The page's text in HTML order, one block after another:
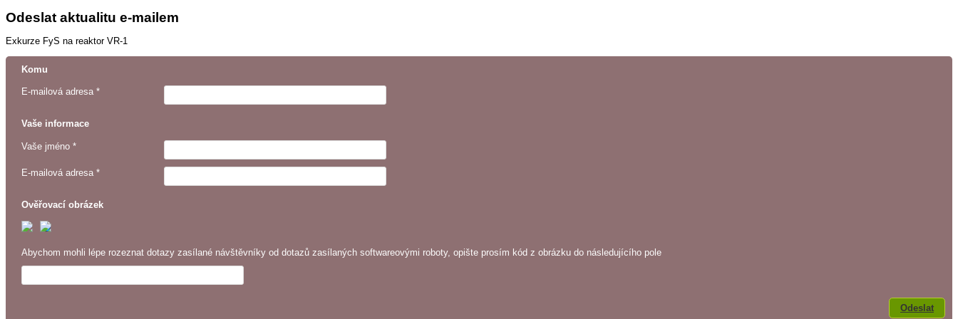
Odeslat aktualitu e-mailem
Exkurze FyS na reaktor VR-1
Komu
E-mailová adresa *
Vaše informace
Vaše jméno *
E-mailová adresa *
Ověřovací obrázek
Abychom mohli lépe rozeznat dotazy zasílané návštěvníky od dotazů zasílaných softwareovými roboty, opište prosím kód z obrázku do následujícího pole